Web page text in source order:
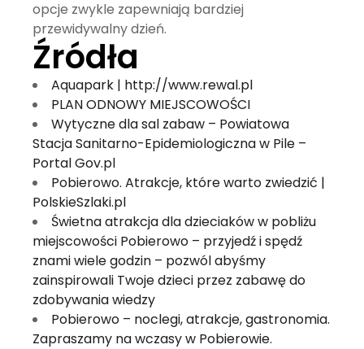
opcje zwykle zapewniają bardziej
przewidywalny dzień.
Źródła
Aquapark | http://www.rewal.pl
PLAN ODNOWY MIEJSCOWOŚCI
Wytyczne dla sal zabaw – Powiatowa
Stacja Sanitarno-Epidemiologiczna w Pile –
Portal Gov.pl
Pobierowo. Atrakcje, które warto zwiedzić |
PolskieSzlaki.pl
Świetna atrakcja dla dzieciaków w pobliżu
miejscowości Pobierowo – przyjedź i spędź
znami wiele godzin – pozwól abyśmy
zainspirowali Twoje dzieci przez zabawę do
zdobywania wiedzy
Pobierowo – noclegi, atrakcje, gastronomia.
Zapraszamy na wczasy w Pobierowie.